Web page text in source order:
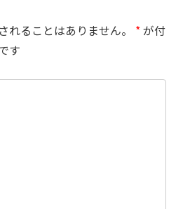
れることはありません。 *が付
す